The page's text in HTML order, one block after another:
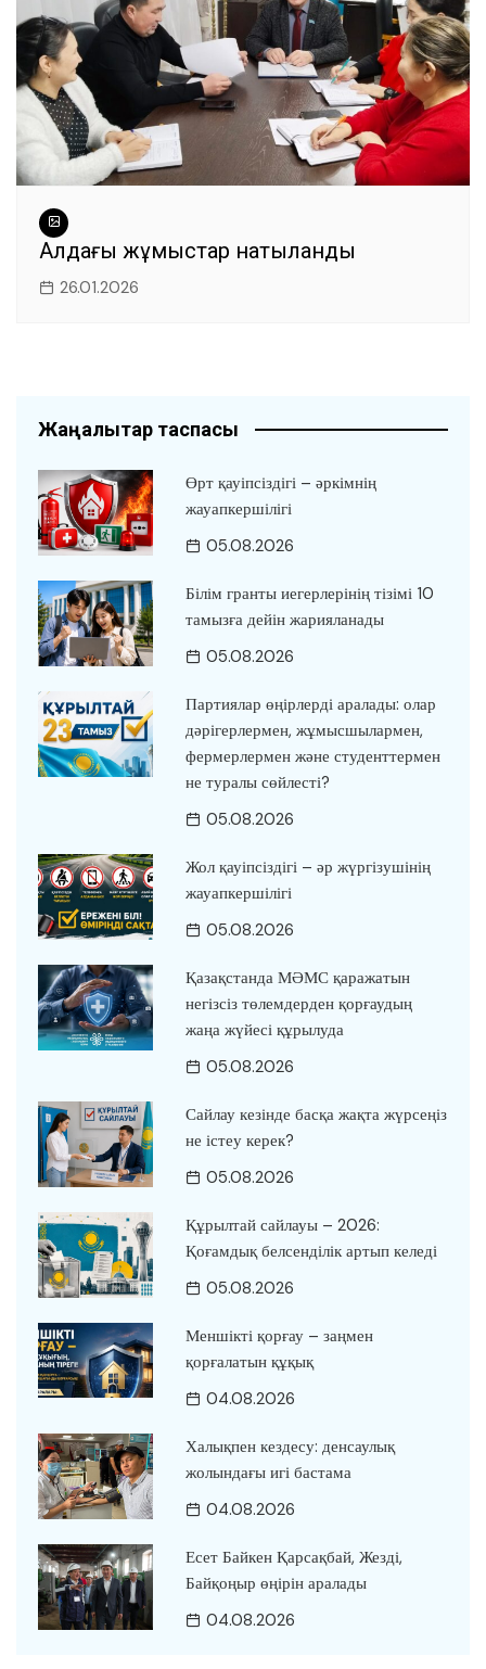
Алдағы жұмыстар нақтыланды
26.01.2026
Жаңалықтар таспасы
Өрт қауіпсіздігі – әркімнің
жауапкершілігі
05.08.2026
Білім гранты иегерлерінің тізімі 10
тамызға дейін жарияланады
05.08.2026
Партиялар өңірлерді аралады: олар
дәрігерлермен, жұмысшылармен,
фермерлермен және студенттермен
не туралы сөйлесті?
05.08.2026
Жол қауіпсіздігі – әр жүргізушінің
жауапкершілігі
05.08.2026
Қазақстанда МӘМС қаражатын
негізсіз төлемдерден қорғаудың
жаңа жүйесі құрылуда
05.08.2026
Сайлау кезінде басқа жақта жүрсеңіз
не істеу керек?
05.08.2026
Құрылтай сайлауы – 2026:
Қоғамдық белсенділік артып келеді
05.08.2026
Меншікті қорғау – заңмен
қорғалатын құқық
04.08.2026
Халықпен кездесу: денсаулық
жолындағы игі бастама
04.08.2026
Есет Байкен Қарсақбай, Жезді,
Байқоңыр өңірін аралады
04.08.2026